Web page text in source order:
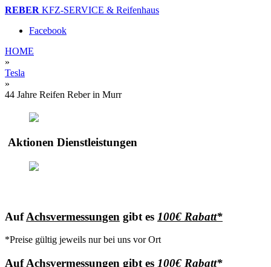
REBER KFZ-SERVICE & Reifenhaus
Facebook
HOME
»
Tesla
»
44 Jahre Reifen Reber in Murr
Aktionen Dienstleistungen
AufAchsvermessungen gibt es 100€ Rabatt*
*Preise gültig jeweils nur bei uns vor Ort
AufAchsvermessungen gibt es 100€ Rabatt*